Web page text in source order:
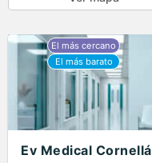
Ev Medical Cornellá